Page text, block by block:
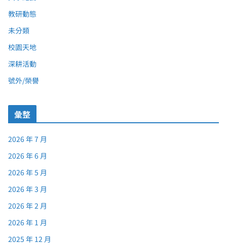
教研動態
未分類
校園天地
深耕活動
號外/榮譽
彙整
2026 年 7 月
2026 年 6 月
2026 年 5 月
2026 年 3 月
2026 年 2 月
2026 年 1 月
2025 年 12 月